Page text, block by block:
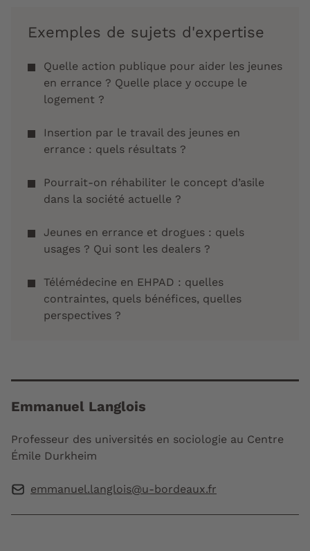
Exemples de sujets d'expertise
Quelle action publique pour aider les jeunes
en errance ? Quelle place y occupe le
logement ?
Insertion par le travail des jeunes en
errance : quels résultats ?
Pourrait-on réhabiliter le concept d’asile
dans la société actuelle ?
Jeunes en errance et drogues : quels
usages ? Qui sont les dealers ?
Télémédecine en EHPAD : quelles
contraintes, quels bénéfices, quelles
perspectives ?
Emmanuel Langlois
Professeur des universités en sociologie au Centre
Émile Durkheim
emmanuel.langlois@u-bordeaux.fr